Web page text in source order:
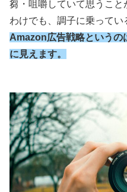
芻・咀嚼していて思うこ
わけでも、調子に乗ってい
Amazon広告戦略というの
に見えます。